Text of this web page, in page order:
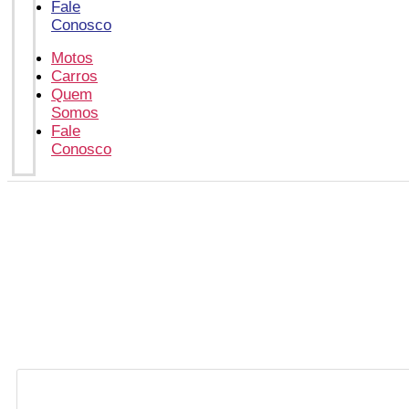
Fale
Conosco
Motos
Carros
Quem
Somos
Fale
Conosco